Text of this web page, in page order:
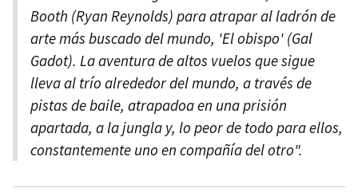
Booth (Ryan Reynolds) para atrapar al ladrón de
arte más buscado del mundo, 'El obispo' (Gal
Gadot). La aventura de altos vuelos que sigue
lleva al trío alrededor del mundo, a través de
pistas de baile, atrapadoa en una prisión
apartada, a la jungla y, lo peor de todo para ellos,
constantemente uno en compañía del otro".